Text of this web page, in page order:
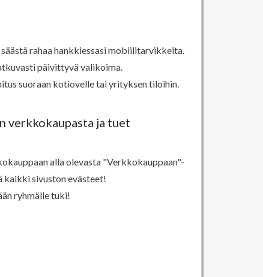
rahaa hankkiessasi mobiilitarvikkeita.
päivittyvä valikoima.
suoraan kotiovelle tai yrityksen tiloihin.
ja tuet
alla olevasta "Verkkokauppaan"-
kaikki sivuston evästeet!
ryhmälle tuki!